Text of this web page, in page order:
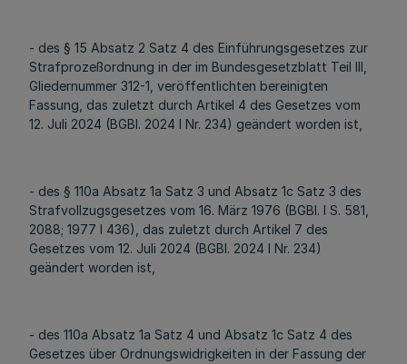
- des § 15 Absatz 2 Satz 4 des Einführungsgesetzes zur
Strafprozeßordnung in der im Bundesgesetzblatt Teil III,
Gliedernummer 312-1, veröffentlichten bereinigten
Fassung, das zuletzt durch Artikel 4 des Gesetzes vom
12. Juli 2024 (BGBl. 2024 I Nr. 234) geändert worden ist,
- des § 110a Absatz 1a Satz 3 und Absatz 1c Satz 3 des
Strafvollzugsgesetzes vom 16. März 1976 (BGBl. I S. 581,
2088; 1977 I 436), das zuletzt durch Artikel 7 des
Gesetzes vom 12. Juli 2024 (BGBl. 2024 I Nr. 234)
geändert worden ist,
- des 110a Absatz 1a Satz 4 und Absatz 1c Satz 4 des
Gesetzes über Ordnungswidrigkeiten in der Fassung der